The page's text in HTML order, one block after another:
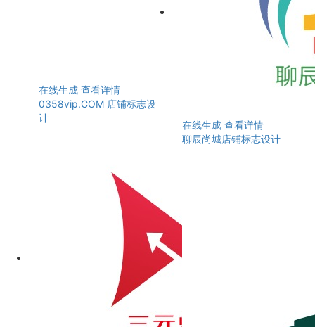
在线生成 查看详情
0358vip.COM 店铺标志设
计
在线生成 查看详情
聊辰尚城店铺标志设计